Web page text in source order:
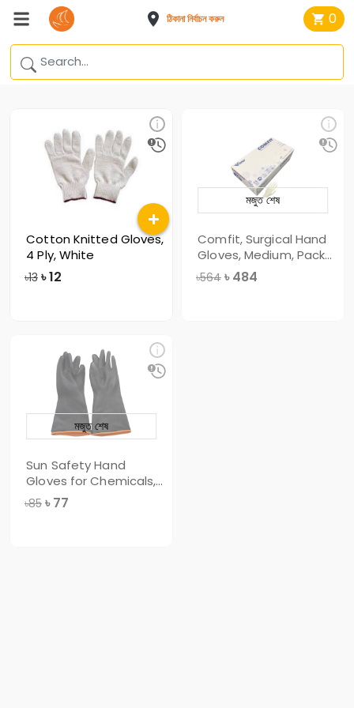
ঠিকানা নির্বাচন করুন 0
Cotton Knitted Gloves,
4 Ply, White
৳13 ৳12
Comfit, Surgical Hand
Gloves, Medium, Pack
of 100
৳564 ৳ 484
মজুত শেষ
Sun Safety Hand
Gloves for Chemicals,
Each Pair, X
৳85 ৳ 77
মজুত শেষ